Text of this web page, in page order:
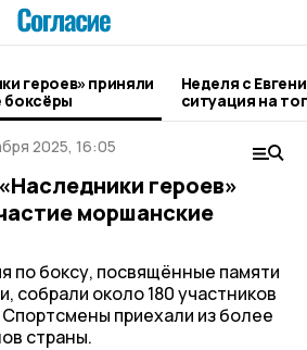
героев» приняли
боксёры
Неделя с
ситуация на
городе и
2025, 16:05
героев»
моршанские
по боксу, посвящённые памяти
собрали около 180 участников
Спортсмены приехали из более
страны.